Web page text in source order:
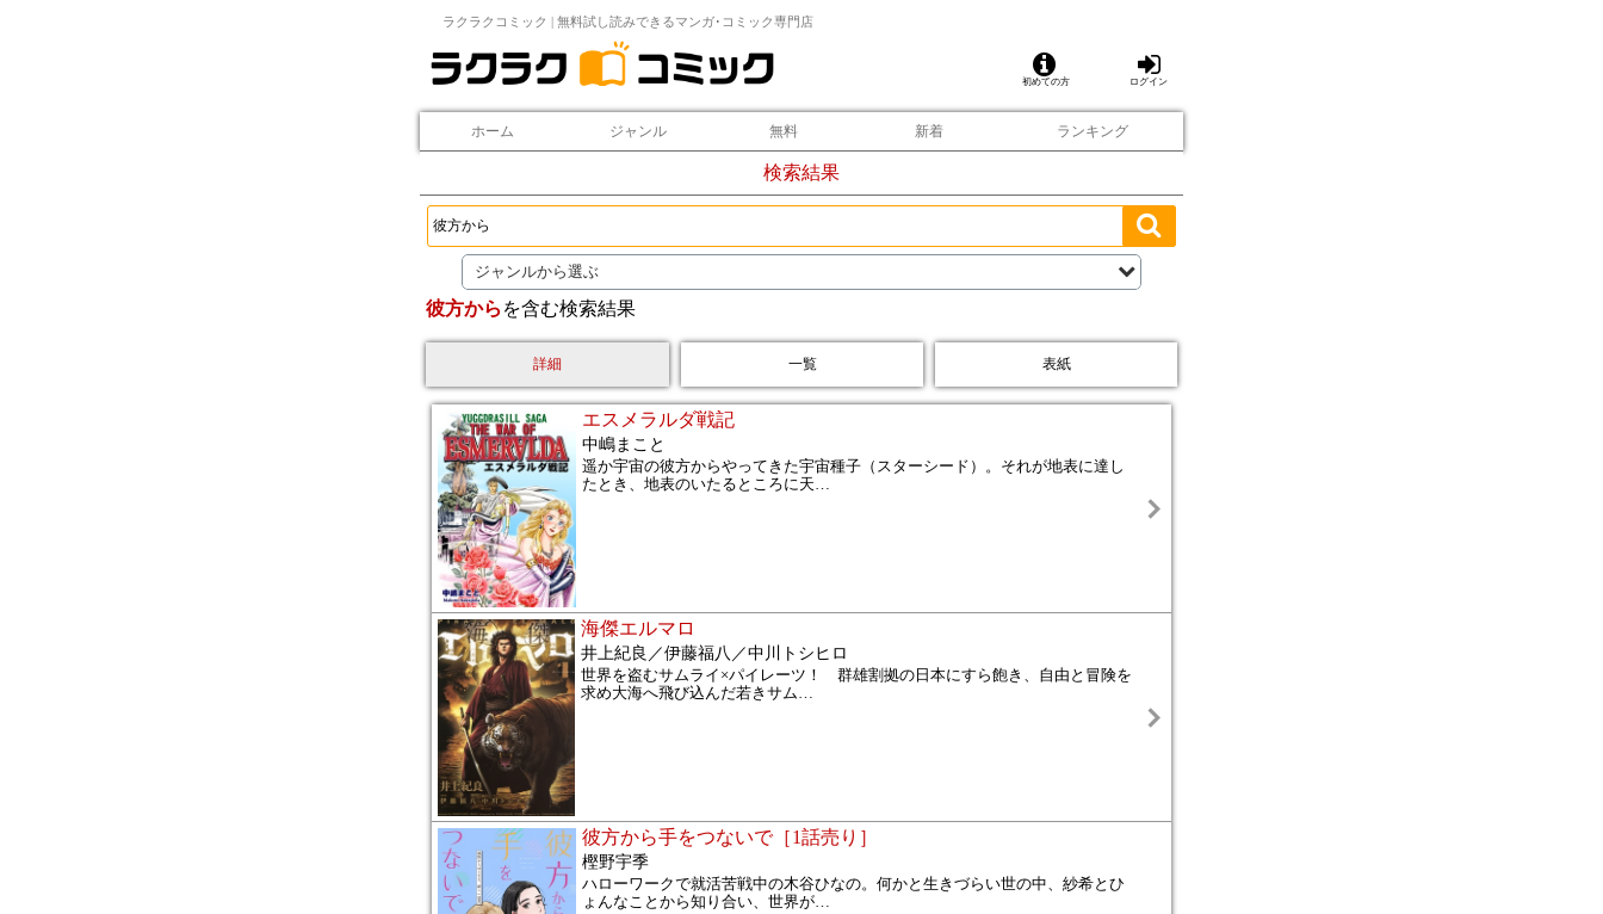
ラクラクコミック | 無料試し読みできるマンガ･コミック専門店
初めての方 ログイン
ホーム ジャンル 無料 新着 ランキング
検索結果
ジャンルから選ぶ
彼方から を含む検索結果
詳細 一覧 表紙
エスメラルダ戦記
中嶋まこと
遥か宇宙の彼方からやってきた宇宙種子（スターシード）。それが地表に達し
たとき、地表のいたるところに天…
海傑エルマロ
井上紀良／伊藤福八／中川トシヒロ
世界を盗むサムライ×パイレーツ！ 群雄割拠の日本にすら飽き、自由と冒険を
求め大海へ飛び込んだ若きサム…
彼方から手をつないで［1話売り］
樫野宇季
ハローワークで就活苦戦中の木谷ひなの。何かと生きづらい世の中、紗希とひ
ょんなことから知り合い、世界が…